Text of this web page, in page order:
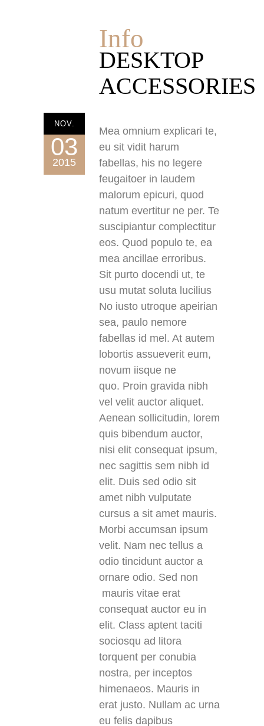
Info
DESKTOP
ACCESSORIES
NOV.
03
2015
Mea omnium explicari te,
eu sit vidit harum
fabellas, his no legere
feugaitoer in laudem
malorum epicuri, quod
natum evertitur ne per. Te
suscipiantur complectitur
eos. Quod populo te, ea
mea ancillae erroribus.
Sit purto docendi ut, te
usu mutat soluta lucilius
No iusto utroque apeirian
sea, paulo nemore
fabellas id mel. At autem
lobortis assueverit eum,
novum iisque ne
quo. Proin gravida nibh
vel velit auctor aliquet.
Aenean sollicitudin, lorem
quis bibendum auctor,
nisi elit consequat ipsum,
nec sagittis sem nibh id
elit. Duis sed odio sit
amet nibh vulputate
cursus a sit amet mauris.
Morbi accumsan ipsum
velit. Nam nec tellus a
odio tincidunt auctor a
ornare odio. Sed non
mauris vitae erat
consequat auctor eu in
elit. Class aptent taciti
sociosqu ad litora
torquent per conubia
nostra, per inceptos
himenaeos. Mauris in
erat justo. Nullam ac urna
eu felis dapibus